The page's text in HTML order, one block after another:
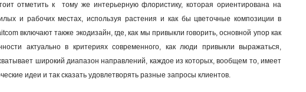
отметить к тому же интерьерную флористику, которая ориентирована на
и рабочих местах, используя растения и как бы цветочные композиции в
включают также экодизайн, где, как мы привыкли говорить, основной упор как
актуально в критериях современного, как люди привыкли выражаться,
широкий диапазон направлений, каждое из которых, вообщем то, имеет
идеи и так сказать удовлетворять разные запросы клиентов.